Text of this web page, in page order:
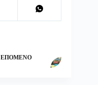
ΕΠΌΜΕΝΟ